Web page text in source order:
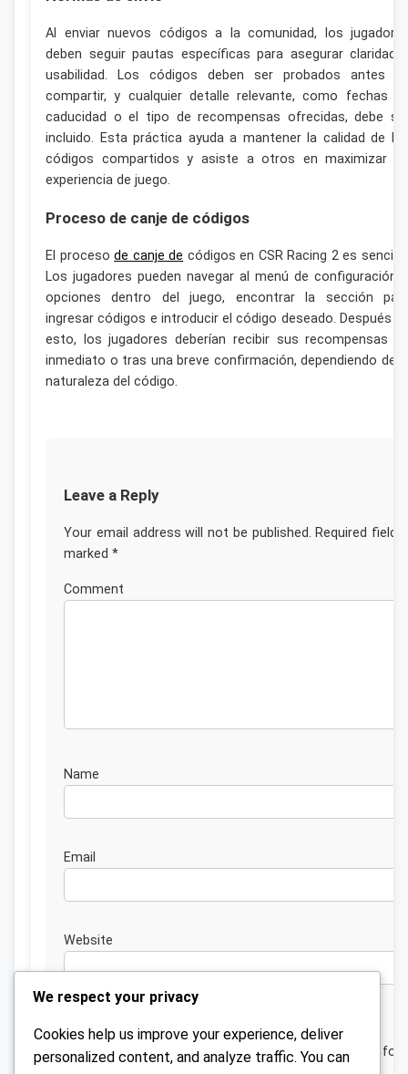
Al enviar nuevos códigos a la comunidad, los
deben seguir pautas específicas para asegurar claridad
usabilidad. Los códigos deben ser probados antes
compartir, y cualquier detalle relevante, como fechas
caducidad o el tipo de recompensas ofrecidas, debe
incluido. Esta práctica ayuda a mantener la calidad de
códigos compartidos y asiste a otros en maximizar
experiencia de juego.
Proceso de canje de códigos
El procesode canje de códigos en CSR Racing 2 es
Los jugadores pueden navegar al menú de configuración
opciones dentro del juego, encontrar la sección
ingresar códigos e introducir el código deseado. Después
esto, los jugadores deberían recibir sus recompensas
inmediato o tras una breve confirmación, dependiendo de
naturaleza del código.
Leave a Reply
Your email address will not be published. Required fields
marked *
Website
Save my name, email, and website in this browser for
We respect your privacy
Cookies help us improve your experience, deliver
personalized content, and analyze traffic. You can